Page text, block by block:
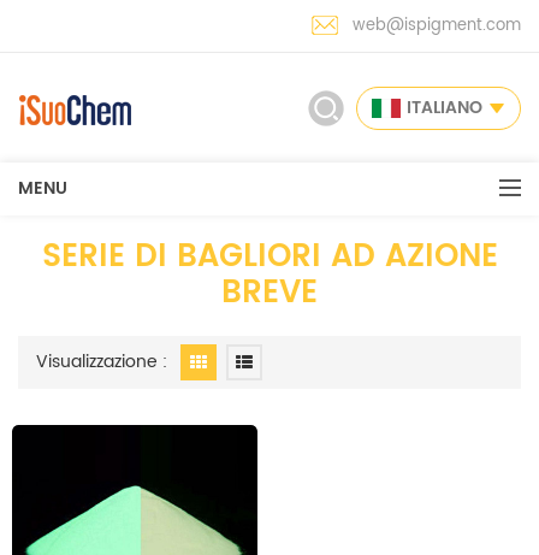
web@ispigment.com
ITALIANO
MENU
SERIE DI BAGLIORI AD AZIONE
BREVE
Visualizzazione :